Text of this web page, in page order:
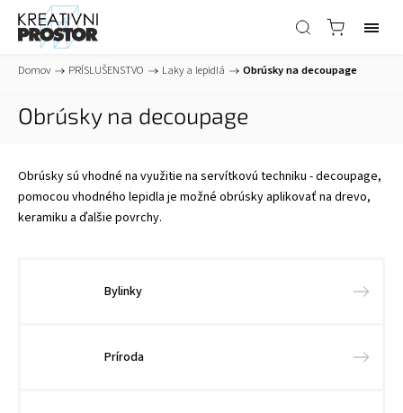
Domov / PRÍSLUŠENSTVO / Laky a lepidlá / Obrúsky na decoupage
Obrúsky na decoupage
Obrúsky sú vhodné na využitie na servítkovú techniku - decoupage,
pomocou vhodného lepidla je možné obrúsky aplikovať na drevo,
keramiku a ďalšie povrchy.
Bylinky
Príroda